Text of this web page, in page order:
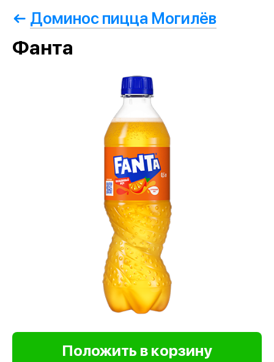
Доминос пицца Могилёв
Фанта